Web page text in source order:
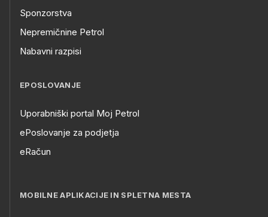
Sponzorstva
Nepremičnine Petrol
Nabavni razpisi
EPOSLOVANJE
Uporabniški portal Moj Petrol
ePoslovanje za podjetja
eRačun
MOBILNE APLIKACIJE IN SPLETNA MESTA